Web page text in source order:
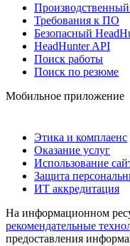
Производственный
Требования к ПО
Безопасный
HeadHunter API
Поиск работы
Поиск по резюме
Мобильное приложение
Этика и комплаенс
Оказание услуг
Использование
Защита
ИТ аккредитация
На информационном
рекомендательные
предоставления